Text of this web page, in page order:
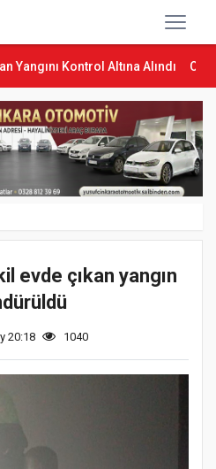
Kontrol Altına Alındı Osmaniye’de
evde çıkan yangın
20:18 1040